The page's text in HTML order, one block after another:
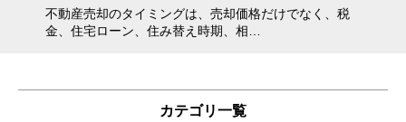
不動産売却のタイミングは、売却価格だけでなく、税
金、住宅ローン、住み替え時期、相…
カテゴリ一覧